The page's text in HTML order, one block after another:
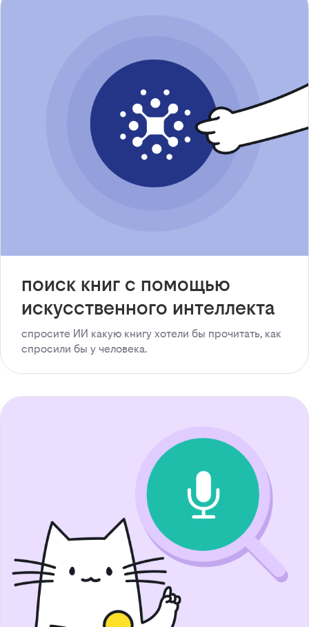
поиск книг с помощью
искусственного интеллекта
спросите ИИ какую книгу хотели бы прочитать, как
спросили бы у человека.